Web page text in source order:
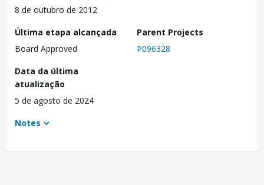
8 de outubro de 2012
Última etapa alcançada
Board Approved
Parent Projects
P096328
Data da última
atualização
5 de agosto de 2024
Notes